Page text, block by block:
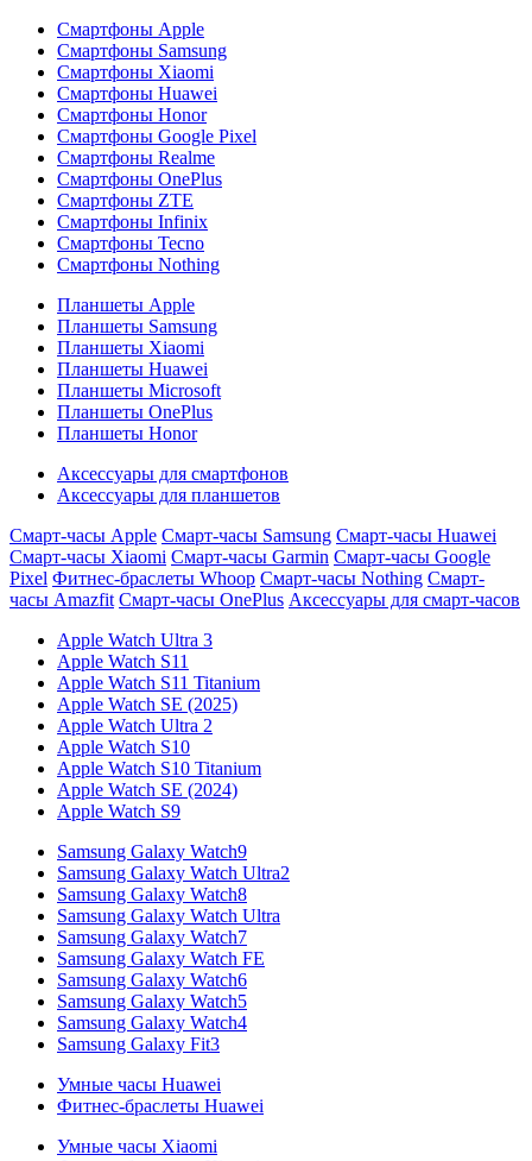
Смартфоны Apple
Смартфоны Samsung
Смартфоны Xiaomi
Смартфоны Huawei
Смартфоны Honor
Смартфоны Google Pixel
Смартфоны Realme
Смартфоны OnePlus
Смартфоны ZTE
Смартфоны Infinix
Смартфоны Tecno
Смартфоны Nothing
Планшеты Apple
Планшеты Samsung
Планшеты Xiaomi
Планшеты Huawei
Планшеты Microsoft
Планшеты OnePlus
Планшеты Honor
Аксессуары для смартфонов
Аксессуары для планшетов
Смарт-часы Apple Смарт-часы Samsung Смарт-часы Huawei
Смарт-часы Xiaomi Смарт-часы Garmin Смарт-часы Google
Pixel Фитнес-браслеты Whoop Смарт-часы Nothing Смарт-
часы Amazfit Смарт-часы OnePlus Аксессуары для смарт-часов
Apple Watch Ultra 3
Apple Watch S11
Apple Watch S11 Titanium
Apple Watch SE (2025)
Apple Watch Ultra 2
Apple Watch S10
Apple Watch S10 Titanium
Apple Watch SE (2024)
Apple Watch S9
Samsung Galaxy Watch9
Samsung Galaxy Watch Ultra2
Samsung Galaxy Watch8
Samsung Galaxy Watch Ultra
Samsung Galaxy Watch7
Samsung Galaxy Watch FE
Samsung Galaxy Watch6
Samsung Galaxy Watch5
Samsung Galaxy Watch4
Samsung Galaxy Fit3
Умные часы Huawei
Фитнес-браслеты Huawei
Умные часы Xiaomi